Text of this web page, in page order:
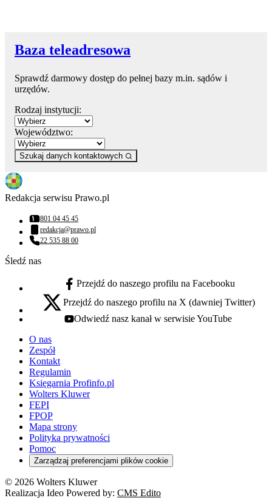
Baza teleadresowa
Sprawdź darmowy dostęp do pełnej bazy m.in. sądów i
urzędów.
Rodzaj instytucji:
Województwo:
Szukaj danych kontaktowych
Redakcja serwisu Prawo.pl
Numer telefonu:
801 04 45 45
Adres email:
redakcja@prawo.pl
Numer telefonu:
22 535 88 00
Śledź nas
facebook - otwiera się w nowej karcie
Przejdź do naszego profilu na Facebooku
x - otwiera się w nowej karcie
Przejdź do naszego profilu na X (dawniej Twitter)
youtube - otwiera się w nowej karcie
Odwiedź nasz kanał w serwisie YouTube
O nas
Zespół
Kontakt
Regulamin
Księgarnia Profinfo.pl
Wolters Kluwer
FEPI
FPOP
Mapa strony
Polityka prywatności
Pomoc
Zarządzaj preferencjami plików cookie
© 2026 Wolters Kluwer
Realizacja Ideo Powered by: CMS Edito